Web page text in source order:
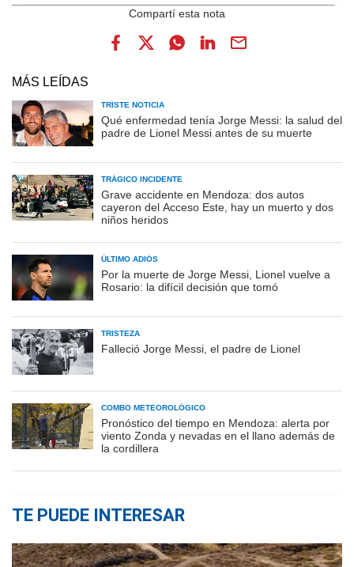
MÁS LEÍDAS
TRISTE NOTICIA
Qué enfermedad tenía Jorge Messi: la salud del
padre de Lionel Messi antes de su muerte
TRÁGICO INCIDENTE
Grave accidente en Mendoza: dos autos
cayeron del Acceso Este, hay un muerto y dos
niños heridos
ÚLTIMO ADIÓS
Por la muerte de Jorge Messi, Lionel vuelve a
Rosario: la difícil decisión que tomó
TRISTEZA
Falleció Jorge Messi, el padre de Lionel
COMBO METEOROLÓGICO
Pronóstico del tiempo en Mendoza: alerta por
viento Zonda y nevadas en el llano además de
la cordillera
TE PUEDE INTERESAR